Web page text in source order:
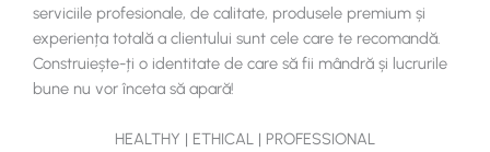
serviciile profesionale, de calitate, produsele premium și
experiența totală a clientului sunt cele care te recomandă.
Construiește-ți o identitate de care să fii mândră și lucrurile
bune nu vor înceta să apară!
HEALTHY | ETHICAL | PROFESSIONAL